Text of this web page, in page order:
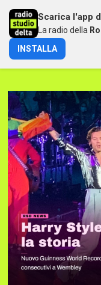
HARRY STYLES
Scarica l'app
La radio della
INSTALLA